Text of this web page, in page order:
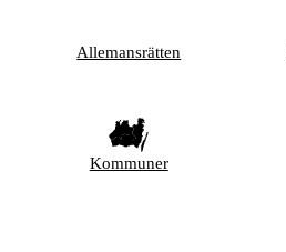
Allemansrätten
Kommuner